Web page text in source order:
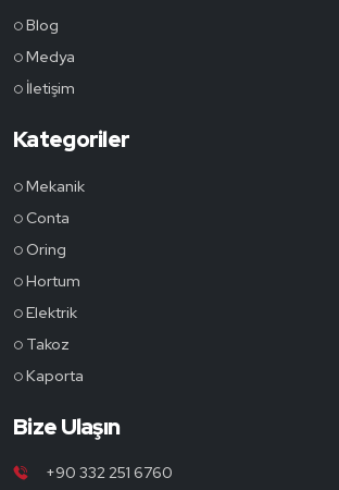
Blog
Medya
İletişim
Kategoriler
Mekanik
Conta
Oring
Hortum
Elektrik
Takoz
Kaporta
Bize Ulaşın
+90 332 251 6760